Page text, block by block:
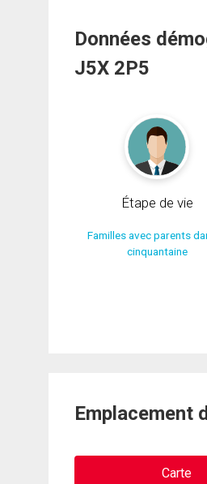
Données
J5X 2P5
Étape de vie
Familles avec parents
cinquantaine
Emplacement
Carte